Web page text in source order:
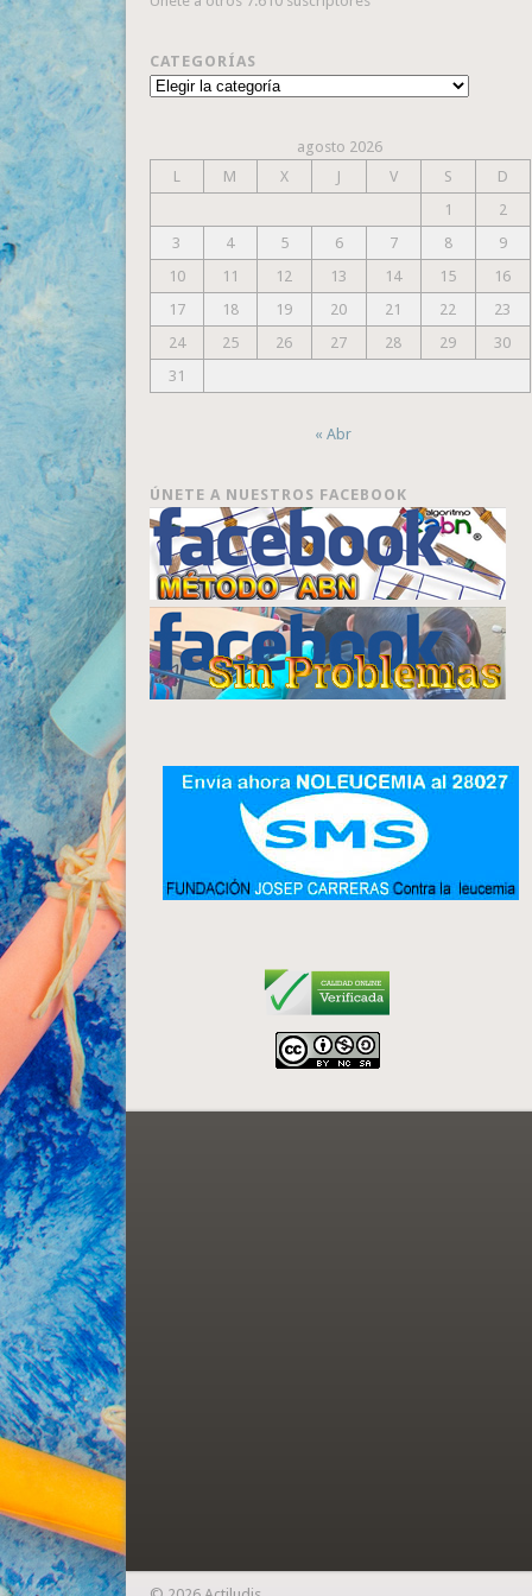
CATEGORÍAS
Categorías
agosto 2026
L
M X J V S
D
1
2
3
4 5 6 7 8
9
10
11 12 13 14 15
16
17
18 19 20 21 22
23
24
25 26 27 28 29
30
31
« Abr
ÚNETE A NUESTROS FACEBOOK